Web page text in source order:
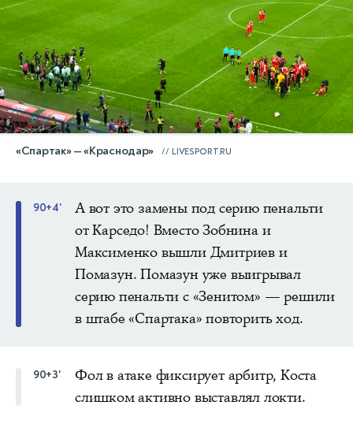
«Спартак» — «Краснодар» LIVESPORT.RU
90+4'
А вот это замены под серию пенальти
от Карседо! Вместо Зобнина и
Максименко вышли Дмитриев и
Помазун. Помазун уже выигрывал
серию пенальти с «Зенитом» — решили
в штабе «Спартака» повторить ход.
90+3'
Фол в атаке фиксирует арбитр, Коста
слишком активно выставлял локти.